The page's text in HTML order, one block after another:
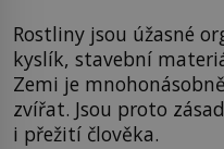
Rostliny jsou úžasné
kyslík, stavební
Zemi je
zvířat. Jsou proto
i přežití člověka.